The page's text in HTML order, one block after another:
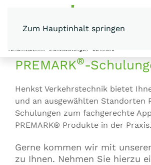
Zum Hauptinhalt springen
PREMARK®-
Henkst Verkehrstechnik bietet
und an ausgewählten Standorten
Schulungen zum fachgerechte
PREMARK® Produkte in der Praxis.
Gerne kommen wir mit
zu Ihnen. Nehmen Sie hierzu